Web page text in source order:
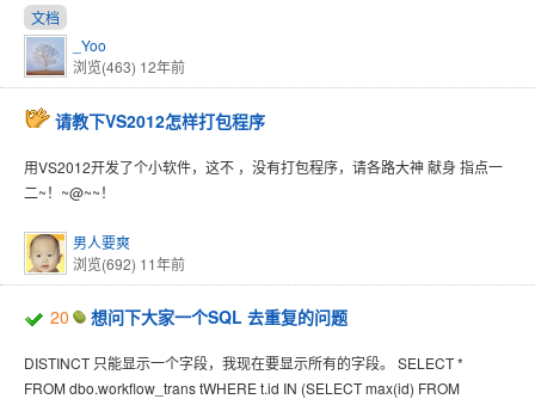
文档
_Yoo
浏览(463) 12年前
请教下VS2012怎样打包程序
用VS2012开发了个小软件，这不 ，没有打包程序，请各路大神 献身 指点一
二~！~@~~！
男人要爽
浏览(692) 11年前
20 想问下大家一个SQL 去重复的问题
DISTINCT 只能显示一个字段，我现在要显示所有的字段。 SELECT *
FROM dbo.workflow_trans tWHERE t.id IN (SELECT max(id) FROM